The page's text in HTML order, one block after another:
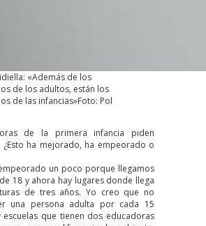
«Además de los
de los adultos, están los
de las infancias»Foto: Pol
de la primera infancia piden
¿Esto ha mejorado, ha empeorado o
un poco porque llegamos
18 y ahora hay lugares donde llega
de tres años. Yo creo que no
una persona adulta por cada 15
escuelas que tienen dos educadoras